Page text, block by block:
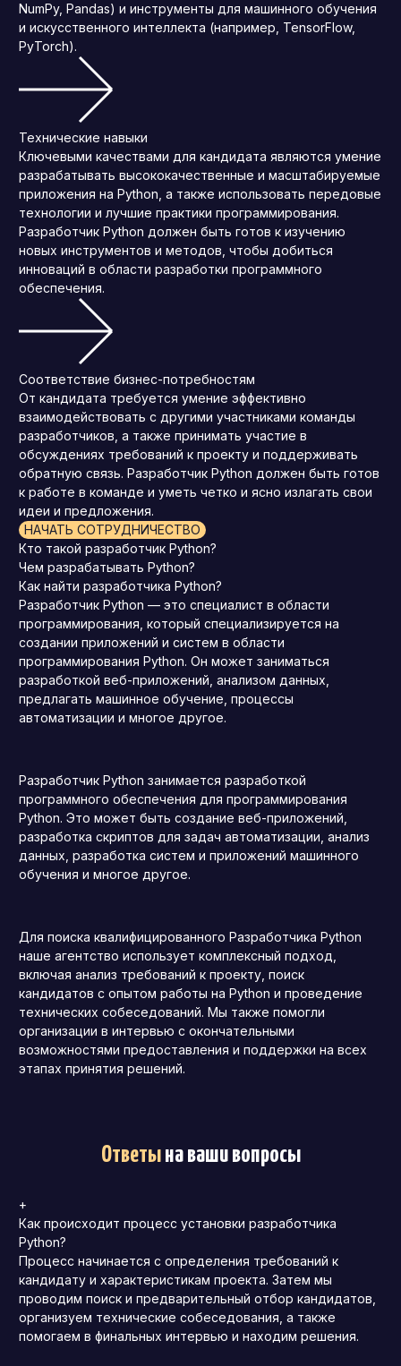
NumPy, Pandas) и инструменты для машинного обучения
и искусственного интеллекта (например, TensorFlow,
PyTorch).
Технические навыки
Ключевыми качествами для кандидата являются умение
разрабатывать высококачественные и масштабируемые
приложения на Python, а также использовать передовые
технологии и лучшие практики программирования.
Разработчик Python должен быть готов к изучению
новых инструментов и методов, чтобы добиться
инноваций в области разработки программного
обеспечения.
Соответствие бизнес-потребностям
От кандидата требуется умение эффективно
взаимодействовать с другими участниками команды
разработчиков, а также принимать участие в
обсуждениях требований к проекту и поддерживать
обратную связь. Разработчик Python должен быть готов
к работе в команде и уметь четко и ясно излагать свои
идеи и предложения.
НАЧАТЬ СОТРУДНИЧЕСТВО
Кто такой разработчик Python?
Чем разрабатывать Python?
Как найти разработчика Python?
Разработчик Python — это специалист в области
программирования, который специализируется на
создании приложений и систем в области
программирования Python. Он может заниматься
разработкой веб-приложений, анализом данных,
предлагать машинное обучение, процессы
автоматизации и многое другое.
Разработчик Python занимается разработкой
программного обеспечения для программирования
Python. Это может быть создание веб-приложений,
разработка скриптов для задач автоматизации, анализ
данных, разработка систем и приложений машинного
обучения и многое другое.
Для поиска квалифицированного Разработчика Python
наше агентство использует комплексный подход,
включая анализ требований к проекту, поиск
кандидатов с опытом работы на Python и проведение
технических собеседований. Мы также помогли
организации в интервью с окончательными
возможностями предоставления и поддержки на всех
этапах принятия решений.
Ответына ваши вопросы
+
Как происходит процесс установки разработчика
Python?
Процесс начинается с определения требований к
кандидату и характеристикам проекта. Затем мы
проводим поиск и предварительный отбор кандидатов,
организуем технические собеседования, а также
помогаем в финальных интервью и находим решения.